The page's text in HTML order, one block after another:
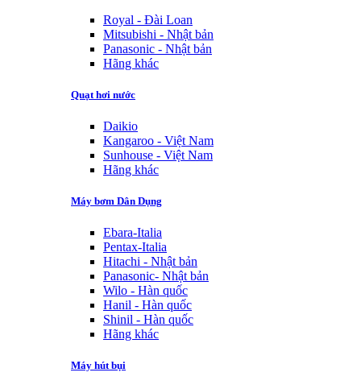
Royal - Đài Loan
Mitsubishi - Nhật bản
Panasonic - Nhật bản
Hãng khác
Quạt hơi nước
Daikio
Kangaroo - Việt Nam
Sunhouse - Việt Nam
Hãng khác
Máy bơm Dân Dụng
Ebara-Italia
Pentax-Italia
Hitachi - Nhật bản
Panasonic- Nhật bản
Wilo - Hàn quốc
Hanil - Hàn quốc
Shinil - Hàn quốc
Hãng khác
Máy hút bụi